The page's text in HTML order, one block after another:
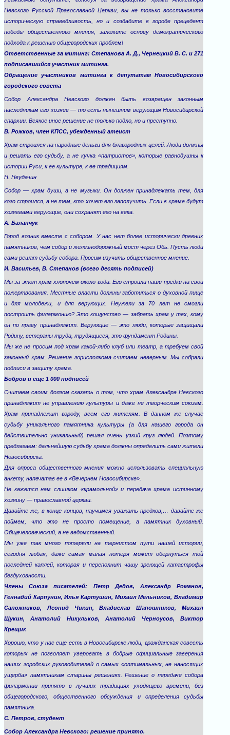
Невского Русской Православной Церкви, вы не только восстановите
историческую справедливость, но и создадите в городе прецедент
победы общественного мнения, заложите основу демократического
подхода к решению общегородских проблем!
Ответственные за митинг: Степанова А. Д., Чернецкий В. С. и 271
подписавшийся участник митинга.
Обращение участников митинга к депутатам Новосибирского
городского совета
Собор Александра Невского должен быть возвращен законным
наследникам его хозяев — то есть нынешним верующим Новосибирской
епархии. Всякое иное решение не только подло, но и преступно.
В. Рожков, член КПСС, убежденный атеист
Храм строился на народные деньги для благородных целей. Люди должны
и решать его судьбу, а не кучка «патриотов», которые равнодушны к
истории Руси, к ее культуре, к ее традициям.
Н. Неудачин
Собор — храм души, а не музыки. Он должен принадлежать тем, для
кого строился, а не тем, кто хочет его заполучить. Если в храме будут
хозяевами верующие, они сохранят его на века.
А. Баланчук
Город возник вместе с собором. У нас нет более исторически древних
памятников, чем собор и железнодорожный мост через Обь. Пусть люди
сами решат судьбу собора. Просим изучить общественное мнение.
И. Васильев, В. Степанов (всего десять подписей)
Мы за этот храм хлопочем около года. Его строили наши предки на свои
пожертвования. Местные власти должны заботиться о духовной пище
и для молодежи, и для верующих. Неужели за 70 лет не смогли
построить филармонию? Это кощунство — забрать храм у тех, кому
он по праву принадлежит. Верующие — это люди, которые защищали
Родину, ветераны труда, трудящиеся, это фундамент Родины.
Мы же не просим под храм какой-либо клуб или театр, а требуем свой
законный храм. Решение горисполкома считаем неверным. Мы собрали
подписи в защиту храма.
Бобров и еще 1 000 подписей
Считаем своим долгом сказать о том, что храм Александра Невского
принадлежит не управлению культуры и даже не творческим союзам.
Храм принадлежит городу, всем его жителям. В данном же случае
судьбу уникального памятника культуры (а для нашего города он
действительно уникальный) решал очень узкий круг людей. Поэтому
предлагаем: дальнейшую судьбу храма должны определить сами жители
Новосибирска.
Для опроса общественного мнения можно использовать специальную
анкету, напечатав ее в «Вечернем Новосибирске».
Не кажется нам слишком «крамольной» и передача храма истинному
хозяину — православной церкви.
Давайте же, в конце концов, научимся уважать предков,… давайте же
поймем, что это не просто помещение, а памятник духовный.
Общечеловеческий, а не ведомственный.
Мы уже так много потеряли на тернистом пути нашей истории,
сегодня любая, даже самая малая потеря может обернуться той
последней каплей, которая и переполнит чашу зреющей катастрофы
бездуховности.
Члены Союза писателей: Петр Дедов, Александр Романов,
Геннадий Карпунин, Илья Картушин, Михаил Мельников, Владимир
Сапожников, Леонид Чикин, Владислав Шапошников, Михаил
Щукин, Анатолий Никульков, Анатолий Черноусов, Виктор
Крещик
Хорошо, что у нас еще есть в Новосибирске люди, гражданская совесть
которых не позволяет уверовать в бодрые официальные заверения
наших городских руководителей о самых «оптимальных, не наносящих
ущерба» памятникам старины решениях. Решение о передаче собора
филармонии принято в лучших традициях уходящего времени, без
общегородского, общественного обсуждения и определения судьбы
памятника.
С. Петров, студент
Собор Александра Невского: решение принято.